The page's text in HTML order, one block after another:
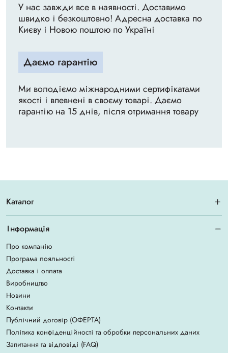
У нас завжди все в наявності. Доставимо
швидко і безкоштовно! Адресна доставка по
Києву і Новою поштою по Україні
Даємо гарантію
Ми володіємо міжнародними сертифікатами
якості і впевнені в своєму товарі. Даємо
гарантію на 15 днів, після отримання товару
Каталог
Інформація
Про компанію
Програма лояльності
Доставка і оплата
Виробництво
Новини
Контакти
Публічний договір (ОФЕРТА)
Політика конфіденційності та обробки персональних даних
Запитання та відповіді (FAQ)